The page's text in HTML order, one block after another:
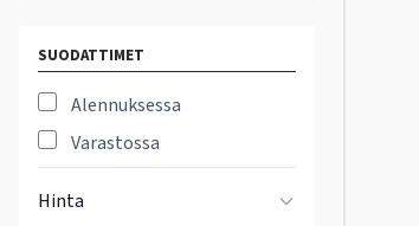
SUODATTIMET
Alennuksessa
Varastossa
Hinta